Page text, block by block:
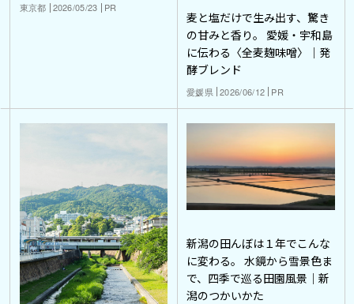
東京都 2026/05/23 PR
麦と塩だけで生み出す、驚き
の甘みと香り。 愛媛・宇和島
に伝わる〈全麦麹味噌〉｜発
酵ブレンド
愛媛県 2026/06/12 PR
新潟の田んぼは１年でこんな
に変わる。 水鏡から雪景色ま
で、四季で巡る田園風景｜新
潟のつかいかた